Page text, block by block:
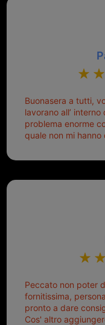
Buonasera a tutti,
lavorano all’
problema enorme
quale non mi hanno
Sicuramente
Peccato non poter
fornitissima,
pronto a dare
Cos' altro